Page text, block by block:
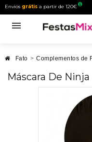
Envios grátis a partir de 120€
Fato > Complementos de
Máscara De